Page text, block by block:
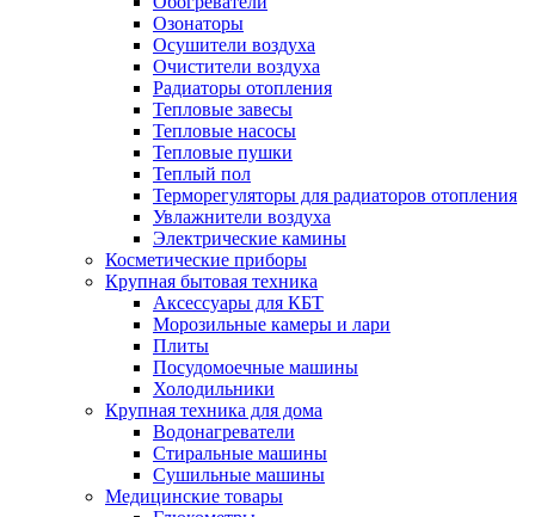
Озонаторы
Осушители воздуха
Очистители воздуха
Радиаторы отопления
Тепловые завесы
Тепловые насосы
Тепловые пушки
Теплый пол
Терморегуляторы для радиаторов отопления
Увлажнители воздуха
Электрические камины
Косметические приборы
Крупная бытовая техника
Аксессуары для КБТ
Морозильные камеры и лари
Плиты
Посудомоечные машины
Холодильники
Крупная техника для дома
Водонагреватели
Стиральные машины
Сушильные машины
Медицинские товары